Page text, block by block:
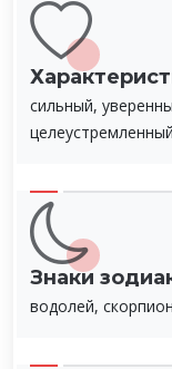
сильный,
целеустремленный
Знаки
водолей,